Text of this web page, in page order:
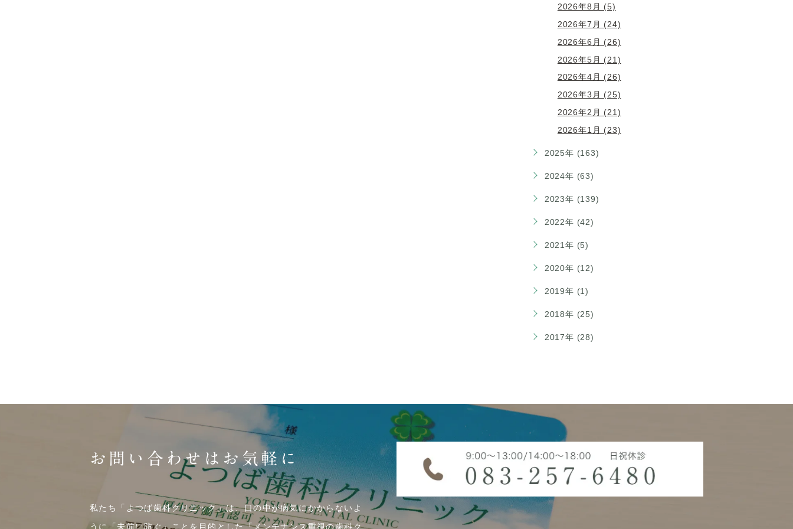
2026年8月 (5)
2026年7月 (24)
2026年6月 (26)
2026年5月 (21)
2026年4月 (26)
2026年3月 (25)
2026年2月 (21)
2026年1月 (23)
2025年 (163)
2024年 (63)
2023年 (139)
2022年 (42)
2021年 (5)
2020年 (12)
2019年 (1)
2018年 (25)
2017年 (28)
お問い合わせはお気軽に
私たち「よつば歯科クリニック」は、口の中が病気にかからないよ
うに「未前に防ぐ」ことを目的とした「メンテナンス重視の歯科ク